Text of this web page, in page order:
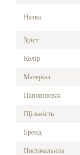
Назва
Зріст
Колір
Матеріал
Наповнювач
Щільність
Бренд
Постачальник